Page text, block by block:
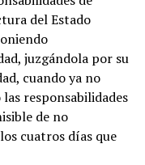
del Estado
juzgándola por su
cuando ya no
responsabilidades
de no
cuatros días que